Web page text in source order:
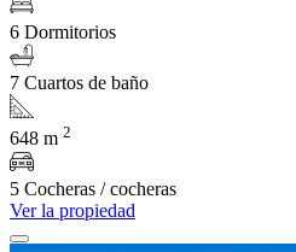
6 Dormitorios
7 Cuartos de baño
648 m 2
5 Cocheras / cocheras
Ver la propiedad